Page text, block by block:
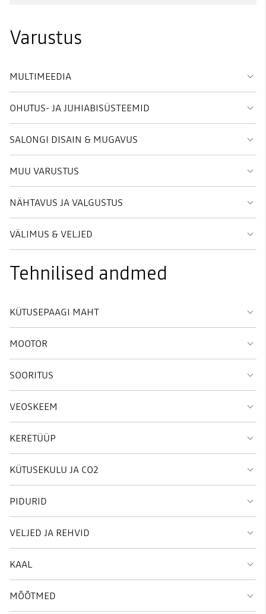
Varustus
MULTIMEEDIA
OHUTUS- JA JUHIABISÜSTEEMID
SALONGI DISAIN & MUGAVUS
MUU VARUSTUS
NÄHTAVUS JA VALGUSTUS
VÄLIMUS & VELJED
Tehnilised andmed
KÜTUSEPAAGI MAHT
MOOTOR
SOORITUS
VEOSKEEM
KERETÜÜP
KÜTUSEKULU JA CO2
PIDURID
VELJED JA REHVID
KAAL
MÕÕTMED